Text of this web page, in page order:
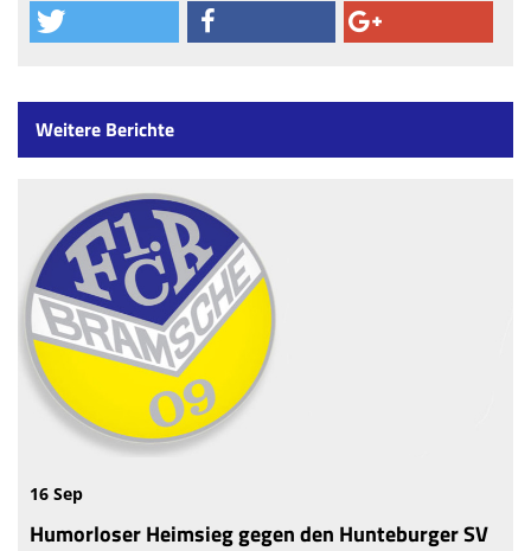
Weitere Berichte
16 Sep
Humorloser Heimsieg gegen den Hunteburger SV